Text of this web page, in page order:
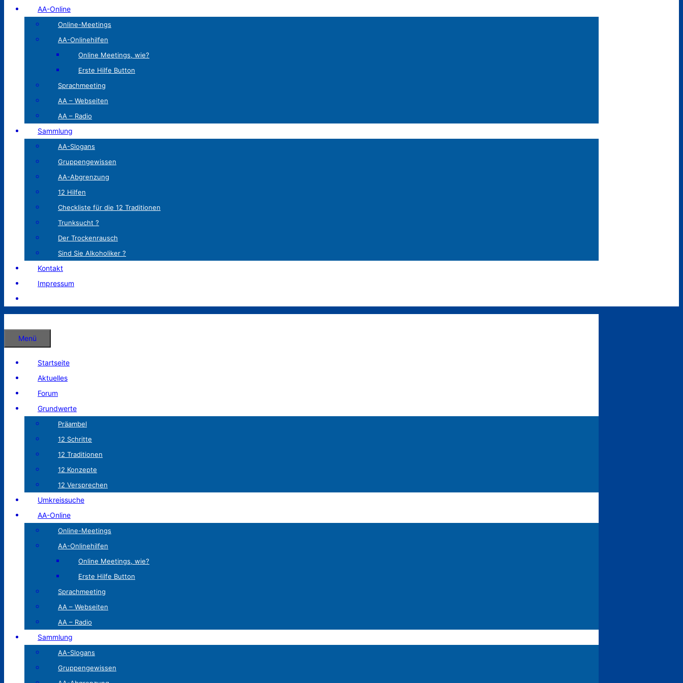
AA-Online
Online-Meetings
AA-Onlinehilfen
Online Meetings, wie?
Erste Hilfe Button
Sprachmeeting
AA – Webseiten
AA – Radio
Sammlung
AA-Slogans
Gruppengewissen
AA-Abgrenzung
12 Hilfen
Checkliste für die 12 Traditionen
Trunksucht ?
Der Trockenrausch
Sind Sie Alkoholiker ?
Kontakt
Impressum
Menü
Startseite
Aktuelles
Forum
Grundwerte
Präambel
12 Schritte
12 Traditionen
12 Konzepte
12 Versprechen
Umkreissuche
AA-Online
Online-Meetings
AA-Onlinehilfen
Online Meetings, wie?
Erste Hilfe Button
Sprachmeeting
AA – Webseiten
AA – Radio
Sammlung
AA-Slogans
Gruppengewissen